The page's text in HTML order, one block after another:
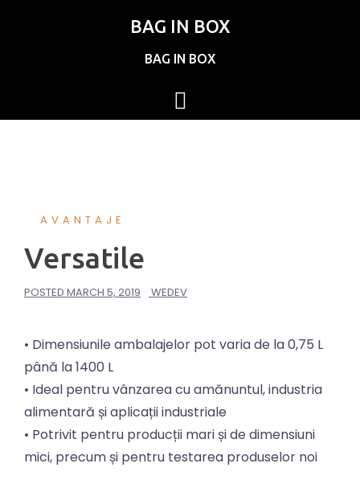
BAG IN BOX
BAG IN BOX
AVANTAJE
Versatile
POSTED MARCH 5, 2019 WEDEV
• Dimensiunile ambalajelor pot varia de la 0,75 L
până la 1400 L
• Ideal pentru vânzarea cu amănuntul, industria
alimentară și aplicații industriale
• Potrivit pentru producții mari și de dimensiuni
mici, precum și pentru testarea produselor noi